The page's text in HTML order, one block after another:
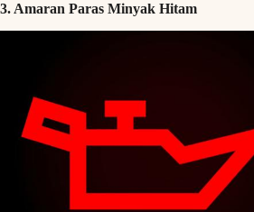
3. Amaran Paras Minyak Hitam